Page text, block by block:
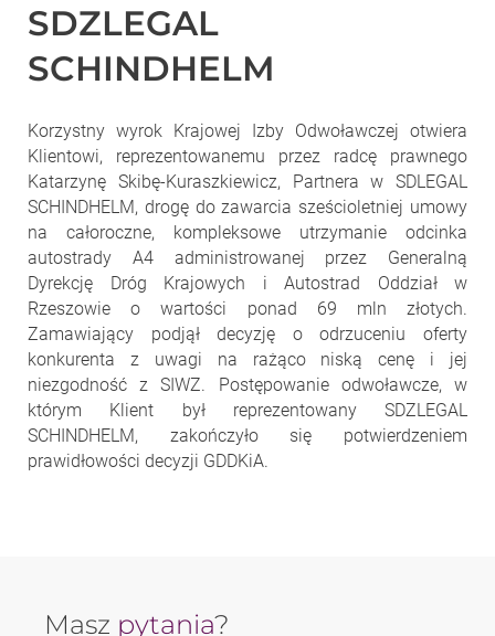
SDZLEGAL
SCHINDHELM
Korzystny wyrok Krajowej Izby Odwoławczej otwiera
Klientowi, reprezentowanemu przez radcę prawnego
Katarzynę Skibę-Kuraszkiewicz, Partnera w SDLEGAL
SCHINDHELM, drogę do zawarcia sześcioletniej umowy
na całoroczne, kompleksowe utrzymanie odcinka
autostrady A4 administrowanej przez Generalną
Dyrekcję Dróg Krajowych i Autostrad Oddział w
Rzeszowie o wartości ponad 69 mln złotych.
Zamawiający podjął decyzję o odrzuceniu oferty
konkurenta z uwagi na rażąco niską cenę i jej
niezgodność z SIWZ. Postępowanie odwoławcze, w
którym Klient był reprezentowany SDZLEGAL
SCHINDHELM, zakończyło się potwierdzeniem
prawidłowości decyzji GDDKiA.
Masz pytania?